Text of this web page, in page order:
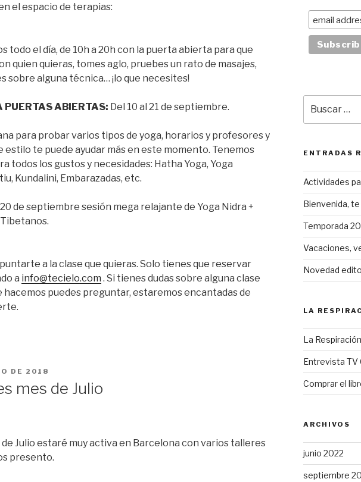
el espacio de terapias:
todo el día, de 10h a 20h con la puerta abierta para que
quien quieras, tomes aglo, pruebes un rato de masajes,
sobre alguna técnica… ¡lo que necesites!
PUERTAS ABIERTAS: Del 10 al 21 de septiembre.
para probar varios tipos de yoga, horarios y profesores y
estilo te puede ayudar más en este momento. Tenemos
todos los gustos y necesidades: Hatha Yoga, Yoga
Kundalini, Embarazadas, etc.
de septiembre sesión mega relajante de Yoga Nidra +
a la clase que quieras. Solo tienes que reservar
a info@tecielo.com . Si tienes dudas sobre alguna clase
hacemos puedes preguntar, estaremos encantadas de
DE 2018
mes de Julio
Julio estaré muy activa en Barcelona con varios talleres
presento.
por:
ENTRADAS
Actividades
Bienvenida,
Temporada
Vacaciones,
Novedad
LA
La
Entrevista TV
Comprar el
ARCHIVOS
junio 2022
septiembre